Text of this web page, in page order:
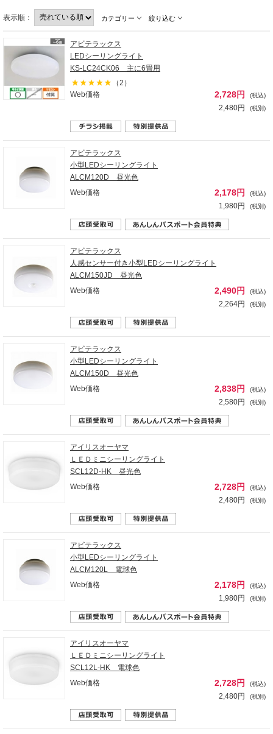
表示順： カテゴリー 絞り込む
アビテラックス
LEDシーリングライト
KS-LC24CK06 主に6畳用
（2）
Web価格
2,728円 (税込)
2,480円 (税別)
アビテラックス
小型LEDシーリングライト
ALCM120D 昼光色
Web価格
2,178円 (税込)
1,980円 (税別)
アビテラックス
人感センサー付き小型LEDシーリングライト
ALCM150JD 昼光色
Web価格
2,490円 (税込)
2,264円 (税別)
アビテラックス
小型LEDシーリングライト
ALCM150D 昼光色
Web価格
2,838円 (税込)
2,580円 (税別)
アイリスオーヤマ
ＬＥＤミニシーリングライト
SCL12D-HK 昼光色
Web価格
2,728円 (税込)
2,480円 (税別)
アビテラックス
小型LEDシーリングライト
ALCM120L 電球色
Web価格
2,178円 (税込)
1,980円 (税別)
アイリスオーヤマ
ＬＥＤミニシーリングライト
SCL12L-HK 電球色
Web価格
2,728円 (税込)
2,480円 (税別)